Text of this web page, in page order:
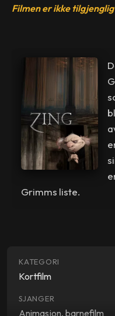
Filmen er ikke
Grimms liste.
KATEGORI
Kortfilm
SJANGER
Animasjon, barnefilm